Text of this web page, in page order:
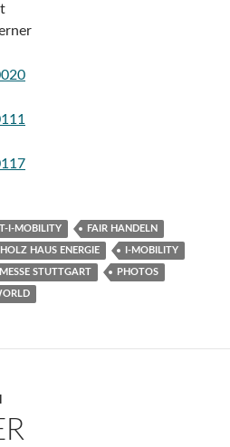
I-MOBILITY FAIR HANDELN
HOLZ HAUS ENERGIE I-MOBILITY
MESSE STUTTGART PHOTOS